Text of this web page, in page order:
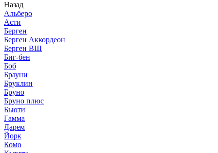
Назад
Альберо
Асти
Берген
Берген Аккордеон
Берген ВШ
Биг-бен
Боб
Брауни
Бруклин
Бруно
Бруно плюс
Бьюти
Гамма
Дарем
Йорк
Комо